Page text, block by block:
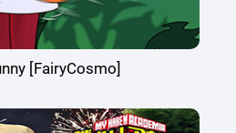
[FairyCosmo]